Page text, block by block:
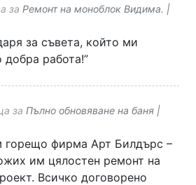
за Ремонт на моноблок Видима. |
за съвета, който ми
работа!”
за Пълно обновяване на баня |
горещо фирма Арт Билдърс –
им цялостен ремонт на
Всичко договорено